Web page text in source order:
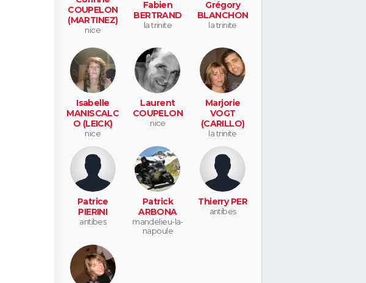
COUPELON
(MARTINEZ)
nice
Fabien
BERTRAND
la trinite
Grégory
BLANCHON
la trinite
Isabelle
MANISCALC
O (LEICK)
nice
Laurent
COUPELON
nice
Marjorie
VOGT
(CARILLO)
la trinite
Patrice
PIERINI
antibes
Patrick
ARBONA
mandelieu-la-
napoule
Thierry PER
antibes